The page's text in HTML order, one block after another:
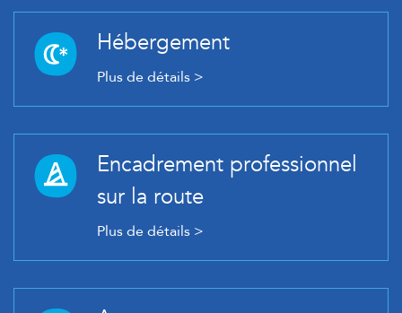
Hébergement
Plus de détails >
Encadrement professionnel
sur la route
Plus de détails >